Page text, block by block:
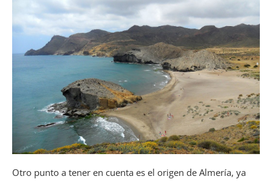
Otro punto a tener en cuenta es el origen de Almería, ya